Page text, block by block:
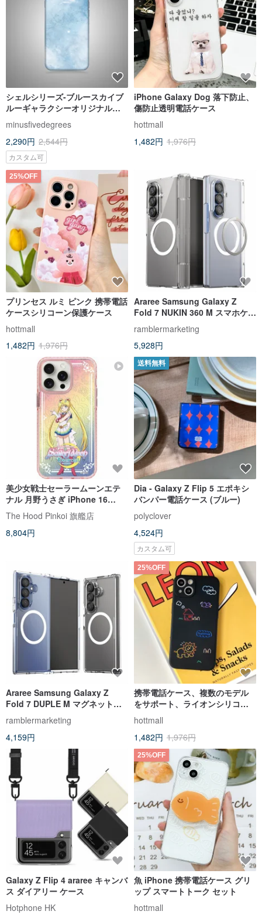
シェルシリーズ-ブルースカイブ
ルーギャラクシーオリジナル電
話シェル/保護スリーブ（ハード
シェル）
minusfivedegrees
2,290円 2,544円
カスタム可
iPhone Galaxy Dog 落下防止、
傷防止透明電話ケース
hottmall
1,482円 1,976円
25%OFF
プリンセス ルミ ピンク 携帯電話
ケースシリコーン保護ケース
hottmall
1,482円 1,976円
Araree Samsung Galaxy Z
Fold 7 NUKIN 360 M スマホケー
ス マグネット式 Magsafe
ramblermarketing
5,928円
美少女戦士セーラームーンエテ
ナル 月野うさぎ iPhone 16
Galaxy 10フィート耐落下保護ケ
ース
The Hood Pinkoi 旗艦店
8,804円
送料無料
Dia - Galaxy Z Flip 5 エポキシ
バンパー電話ケース (ブルー)
polyclover
4,524円
カスタム可
Araree Samsung Galaxy Z
Fold 7 DUPLE M マグネット式
Magsafe 透明保護ケース
ramblermarketing
4,159円
25%OFF
携帯電話ケース、複数のモデル
をサポート、ライオンシリコー
ンケース
hottmall
1,482円 1,976円
Galaxy Z Flip 4 araree キャンバ
ス ダイアリー ケース
Hotphone HK
25%OFF
魚 iPhone 携帯電話ケース グリ
ップ スマートトーク セット
hottmall